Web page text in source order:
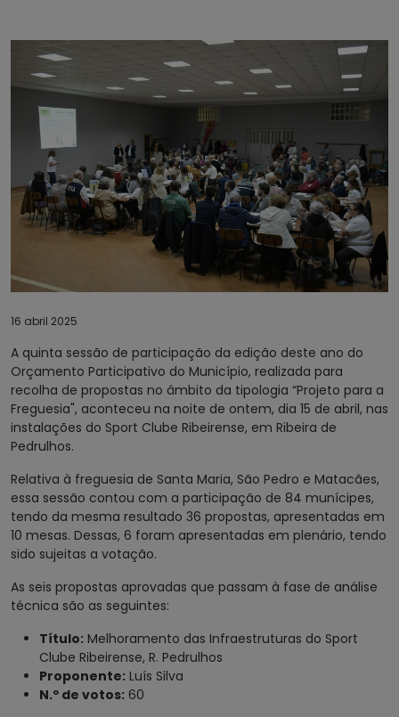
16 abril 2025
A quinta sessão de participação da edição deste ano do
Orçamento Participativo do Município, realizada para
recolha de propostas no âmbito da tipologia “Projeto para a
Freguesia", aconteceu na noite de ontem, dia 15 de abril, nas
instalações do Sport Clube Ribeirense, em Ribeira de
Pedrulhos.
Relativa à freguesia de Santa Maria, São Pedro e Matacães,
essa sessão contou com a participação de 84 munícipes,
tendo da mesma resultado 36 propostas, apresentadas em
10 mesas. Dessas, 6 foram apresentadas em plenário, tendo
sido sujeitas a votação.
As seis propostas aprovadas que passam à fase de análise
técnica são as seguintes:
Título: Melhoramento das Infraestruturas do Sport
Clube Ribeirense, R. Pedrulhos
Proponente: Luís Silva
N.º de votos: 60